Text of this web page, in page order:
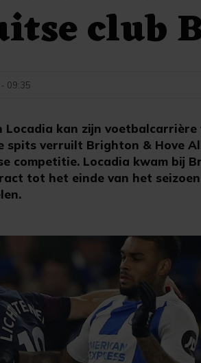
club
Locadia kan zijn
spits verruilt Brighton & Hove
competitie. Locadia kwam bij
tot het einde van het
09:35